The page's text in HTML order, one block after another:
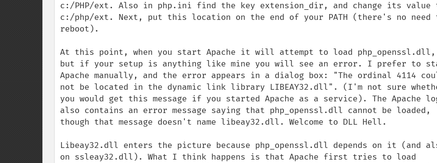
c:/PHP/ext. Also in php.ini find the key extension_dir, and change its value
c:/php/ext. Next, put this location on the end of your PATH (there's no need
reboot).
At this point, when you start Apache it will attempt to load php_openssl.dll,
but if your setup is anything like mine you will see an error. I prefer to
Apache manually, and the error appears in a dialog box: "The ordinal 4114
not be located in the dynamic link library LIBEAY32.dll". (I'm not sure
you would get this message if you started Apache as a service). The Apache
also contains an error message saying that php_openssl.dll cannot be loaded,
though that message doesn't name libeay32.dll. Welcome to DLL Hell.
Libeay32.dll enters the picture because php_openssl.dll depends on it (and
on ssleay32.dll). What I think happens is that Apache first tries to load